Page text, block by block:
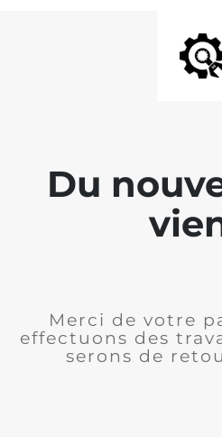
Du
Merci de votre
effectuons des
serons de